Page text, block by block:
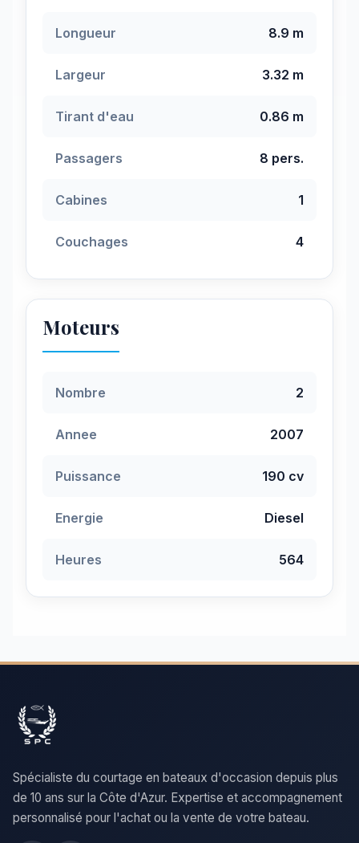
Longueur 8.9 m
Largeur 3.32 m
Tirant d'eau 0.86 m
Passagers 8 pers.
Cabines 1
Couchages 4
Moteurs
Nombre 2
Annee 2007
Puissance 190 cv
Energie Diesel
Heures 564
Spécialiste du courtage en bateaux d'occasion depuis plus
de 10 ans sur la Côte d'Azur. Expertise et accompagnement
personnalisé pour l'achat ou la vente de votre bateau.